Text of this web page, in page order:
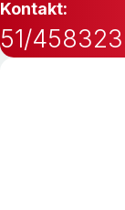
Kontakt:
51/